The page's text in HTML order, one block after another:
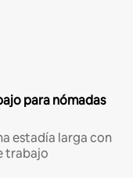
para nómadas
estadía larga con
trabajo